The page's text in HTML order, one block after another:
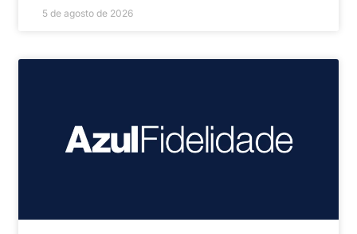
5 de agosto de 2026